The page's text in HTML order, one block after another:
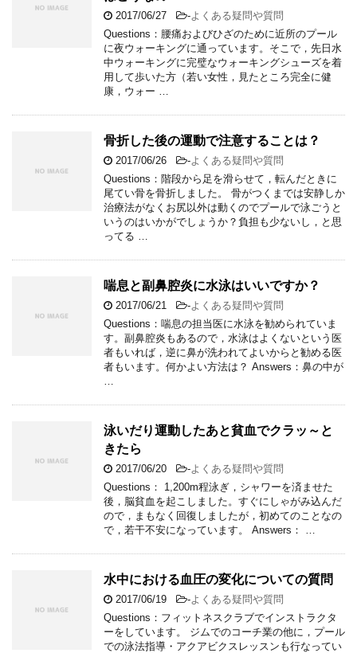
2017/06/27 -よくある疑問や質問
Questions：腰痛およびひざのために近所のプール
に夜ウォーキングに通っています。そこで，先日水
中ウォーキングに完璧なウォーキングシューズを着
用して歩いた方（若い女性，見たところ完全に健
康，ウォー …
骨折した後の運動で注意することは？
2017/06/26 -よくある疑問や質問
Questions：階段から足を滑らせて，転んだときに
尾てい骨を骨折しました。 骨がつくまでは安静しか
治療法がなくお尻以外は動くのでプールで泳ごうと
いうのはいかがでしょうか？負担も少ないし，と思
ってる …
喘息と副鼻腔炎に水泳はいいですか？
2017/06/21 -よくある疑問や質問
Questions：喘息の担当医に水泳を勧められていま
す。副鼻腔炎もあるので，水泳はよくないという医
者もいれば，逆に鼻が洗われてよいからと勧める医
者もいます。何かよい方法は？ Answers：鼻の中が
泳いだり運動したあと貧血でクラッ～と
きたら
2017/06/20 -よくある疑問や質問
Questions： 1,200m程泳ぎ，シャワーを済ませた
後，脳貧血を起こしました。すぐにしゃがみ込んだ
ので，まもなく回復しましたが，初めてのことなの
で，若干不安になっています。 Answers： …
水中における血圧の変化についての質問
2017/06/19 -よくある疑問や質問
Questions：フィットネスクラブでインストラクタ
ーをしています。 ジムでのコーチ業の他に，プール
での泳法指導・アクアビクスレッスンも行なってい